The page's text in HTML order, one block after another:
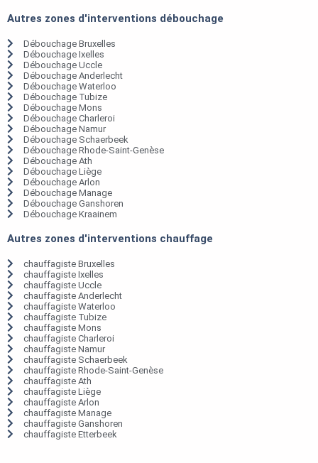
Autres zones d'interventions débouchage
Débouchage Bruxelles
Débouchage Ixelles
Débouchage Uccle
Débouchage Anderlecht
Débouchage Waterloo
Débouchage Tubize
Débouchage Mons
Débouchage Charleroi
Débouchage Namur
Débouchage Schaerbeek
Débouchage Rhode-Saint-Genèse
Débouchage Ath
Débouchage Liège
Débouchage Arlon
Débouchage Manage
Débouchage Ganshoren
Débouchage Kraainem
Autres zones d'interventions chauffage
chauffagiste Bruxelles
chauffagiste Ixelles
chauffagiste Uccle
chauffagiste Anderlecht
chauffagiste Waterloo
chauffagiste Tubize
chauffagiste Mons
chauffagiste Charleroi
chauffagiste Namur
chauffagiste Schaerbeek
chauffagiste Rhode-Saint-Genèse
chauffagiste Ath
chauffagiste Liège
chauffagiste Arlon
chauffagiste Manage
chauffagiste Ganshoren
chauffagiste Etterbeek